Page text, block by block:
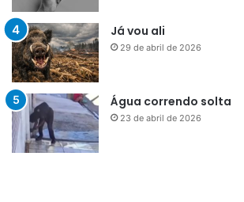
Já vou ali
29 de abril de 2026
Água correndo solta
23 de abril de 2026